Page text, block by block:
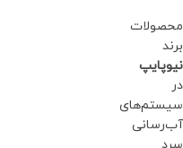
محصولات
برند
نیوپایپ
در
سیستم‌های
آب‌رسانی